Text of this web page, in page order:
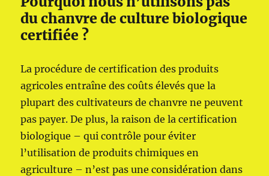
du chanvre de culture biologique
certifiée ?
La procédure de certification des produits
agricoles entraîne des coûts élevés que la
plupart des cultivateurs de chanvre ne peuvent
pas payer. De plus, la raison de la certification
biologique – qui contrôle pour éviter
l’utilisation de produits chimiques en
agriculture – n’est pas une considération dans